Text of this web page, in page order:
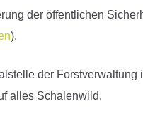
der öffentlichen
).
der Forstverwaltung
alles Schalenwild.